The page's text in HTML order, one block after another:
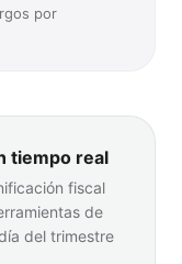
por
tiempo real
fiscal
de
del trimestre